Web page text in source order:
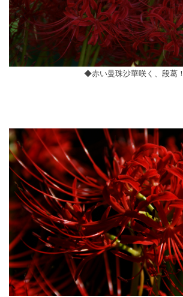
◆赤い曼珠沙華咲く、段葛！